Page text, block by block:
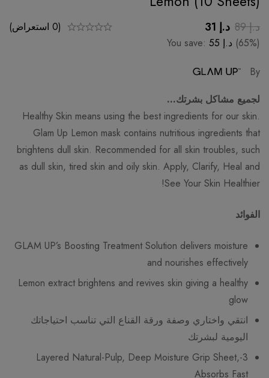
د.إ89 د.إ
(0 استعراض)
You save:
د.إ (65%)
By
لجميع مشاكل بشرتك…
Healthy Skin means using the best ingredients for our skin.
Glam Up Lemon mask contains nutritious ingredients that
brightens dull skin. Recommended for all skin troubles, such
as dull skin, tired skin and oily skin. Apply, Clarify, Heal and
See Your Skin Healthier!
الفوائد
GLAM UP’s Boosting Treatment Solution delivers moisture
and nourishes effectively
Lemon extract brightens and revives skin giving a healthy
glow
انتقي واختاري وصفة ورقة القناع التي تناسب احتياجاتك
اليومية لبشرتك
3-Layered Natural-Pulp, Deep Moisture Grip Sheet,
Absorbs Fast